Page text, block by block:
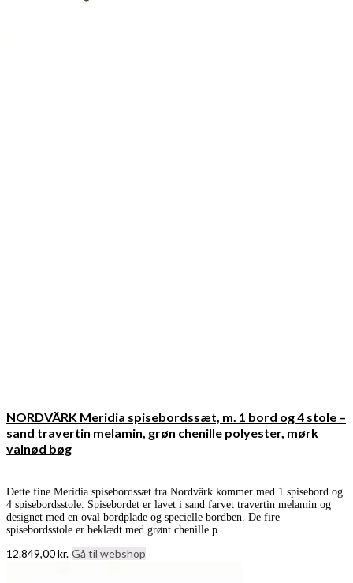
NORDVÄRK Meridia spisebordssæt, m. 1 bord og 4 stole –
sand travertin melamin, grøn chenille polyester, mørk
valnød bøg
Dette fine Meridia spisebordssæt fra Nordvärk kommer med 1 spisebord og
4 spisebordsstole. Spisebordet er lavet i sand farvet travertin melamin og
designet med en oval bordplade og specielle bordben. De fire
spisebordsstole er beklædt med grønt chenille p
12.849,00kr. Gå til webshop